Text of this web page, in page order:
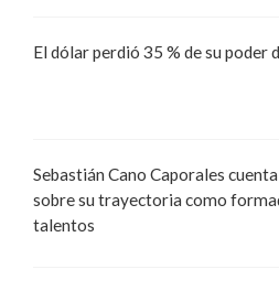
El dólar perdió 35 % de su poder
Sebastián Cano Caporales
sobre su trayectoria como
talentos